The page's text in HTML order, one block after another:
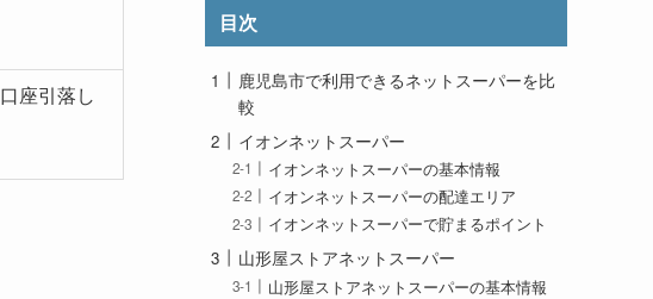
口座引落し
目次
鹿児島市で利用できるネットスーパーを比
較
イオンネットスーパー
イオンネットスーパーの基本情報
イオンネットスーパーの配達エリア
イオンネットスーパーで貯まるポイント
山形屋ストアネットスーパー
山形屋ストアネットスーパーの基本情報